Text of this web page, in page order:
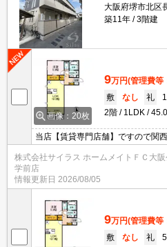
大阪府堺市北区
築11年
3階建
画像：20枚
9万円(管理費等
敷
なし 礼
2階
1LDK
当店【賃貸専門店舗】ですので関
い！どこにある物件でも当店まで
せ♪初期費用がご心配な方はクレジ
お部屋探し頂けます。
株式会社サイラス ホームメイトＦＣ大阪
学前店
情報更新日 2026/08/05
9万円(管理費等
敷
なし 礼